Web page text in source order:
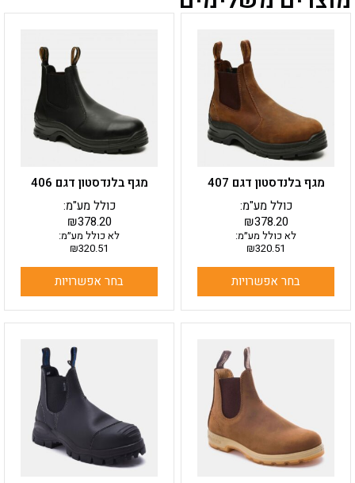
מגף בלנדסטון דגם 407
₪378.20
כולל מע"מ:
לא כולל מע״מ:
₪320.51
בחר אפשרויות
מספר
סוגים.
ניתן
לבחור
את
האפשרויות
המוצר
מגף בלנדסטון דגם 406
₪378.20
כולל מע"מ:
לא כולל מע״מ:
₪320.51
בחר אפשרויות
יש
מספר
סוגים.
ניתן
לבחור
את
האפשרויות
המוצר
מספר
סוגים.
ניתן
את
האפשרויות
מספר
סוגים.
לבחור
האפשרויות